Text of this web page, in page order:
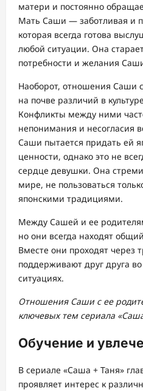
матери и постоянно
Мать Саши — заботливая
которая всегда готова
любой ситуации. Она
потребности и желания
Наоборот, отношения Саши
на почве различий в
Конфликты между ними
непонимания и несогласия
Саши пытается придать ей
ценности, однако это не
сердце девушки. Она
мире, не пользоваться
японскими традициями.
Между Сашей и ее
но они всегда находят
Вместе они проходят через
поддерживают друг друга
ситуациях.
Отношения Саши с ее
ключевых тем сериала
Обучение и
В сериале «Саша + Таня»
проявляет интерес к